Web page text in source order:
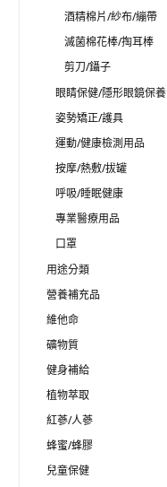
酒精棉片/紗布/繃帶
滅菌棉花棒/掏耳棒
剪刀/鑷子
眼睛保健/隱形眼鏡保養
姿勢矯正/護具
運動/健康檢測用品
按摩/熱敷/拔罐
呼吸/睡眠健康
專業醫療用品
口罩
用途分類
營養補充品
維他命
礦物質
健身補給
植物萃取
紅蔘/人蔘
蜂蜜/蜂膠
兒童保健